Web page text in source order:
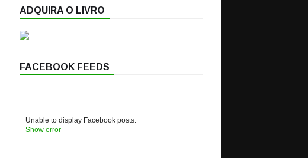
ADQUIRA O LIVRO
FACEBOOK FEEDS
Unable to display Facebook posts.
Show error